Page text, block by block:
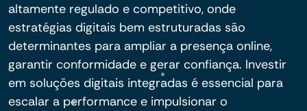
altamente regulado e competitivo, onde
estratégias digitais bem estruturadas são
determinantes para ampliar a presença online,
garantir conformidade e gerar confiança. Investir
em soluções digitais integradas é essencial para
escalar a performance e impulsionar o